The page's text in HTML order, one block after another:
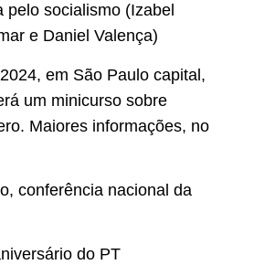
pelo socialismo (Izabel
e Daniel Valença)
em São Paulo capital,
um minicurso sobre
Maiores informações, no
conferência nacional da
do PT